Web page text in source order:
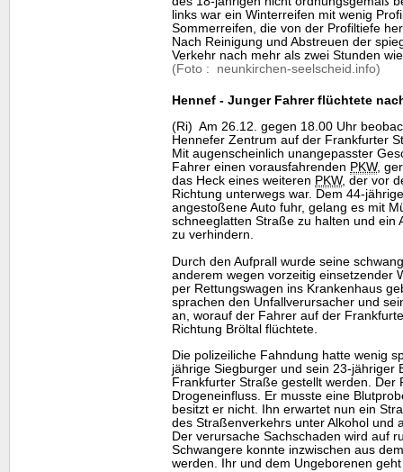
links war ein Winterreifen mit wenig
Sommerreifen, die von der Profiltiefe
Nach Reinigung und Abstreuen der
Verkehr nach mehr als zwei Stunden
(Foto : neunkirchen-seelscheid.info)
Hennef - Junger Fahrer flüchtete
(Ri) Am 26.12. gegen 18.00 Uhr
Hennefer Zentrum auf der Frankfurter
Mit augenscheinlich unangepasster
Fahrer einen vorausfahrenden PKW,
das Heck eines weiteren PKW, der vor
Richtung unterwegs war. Dem 44-
angestoßene Auto fuhr, gelang es mit
schneeglatten Straße zu halten und ein
zu verhindern.
Durch den Aufprall wurde seine
anderem wegen vorzeitig einsetzender
per Rettungswagen ins Krankenhaus
sprachen den Unfallverursacher und
an, worauf der Fahrer auf der
Richtung Bröltal flüchtete.
Die polizeiliche Fahndung hatte wenig
jährige Siegburger und sein 23-jähriger
Frankfurter Straße gestellt werden. Der
Drogeneinfluss. Er musste eine
besitzt er nicht. Ihn erwartet nun ein
des Straßenverkehrs unter Alkohol und
Der verursache Sachschaden wird auf
Schwangere konnte inzwischen aus
werden. Ihr und dem Ungeborenen